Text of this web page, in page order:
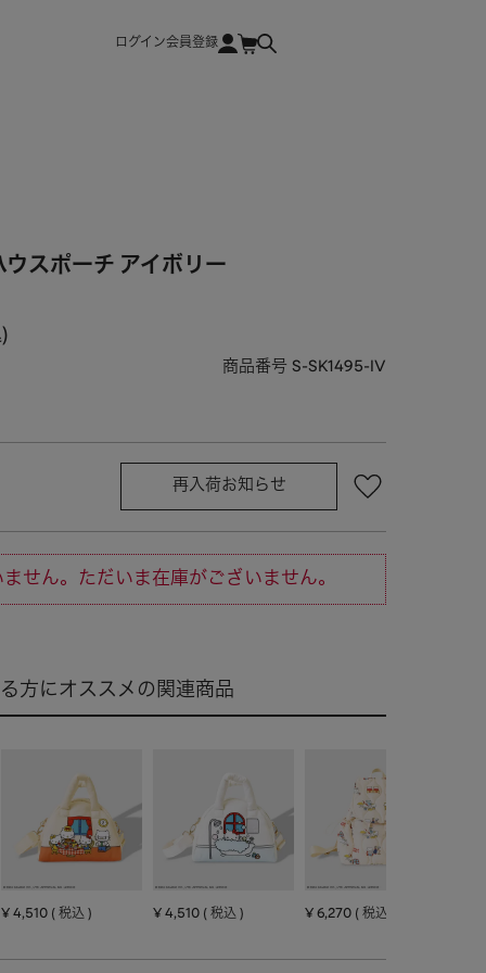
ログイン会員登録
スポーチ アイボリー
商品番号 S-SK1495-IV
再入荷お知らせ
せん。ただいま在庫がございません。
¥ 4,510 税込 ¥ 4,510 税込 ¥ 6,270 税込